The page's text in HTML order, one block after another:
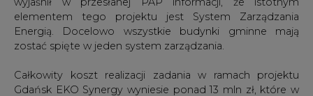
elementem tego projektu jest System Zarządzania
Energią. Docelowo wszystkie budynki gminne mają
zostać spięte w jeden system zarządzania.
Całkowity koszt realizacji zadania w ramach projektu
Gdańsk EKO Synergy wyniesie ponad 13 mln zł, które w